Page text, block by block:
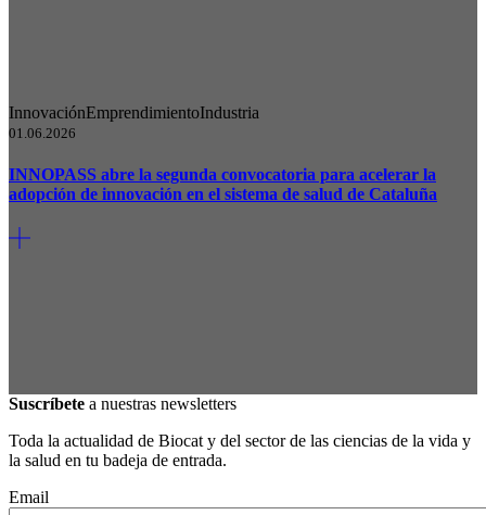
InnovaciónEmprendimientoIndustria
01.06.2026
INNOPASS abre la segunda convocatoria para acelerar la
adopción de innovación en el sistema de salud de Cataluña
Suscríbete a nuestras newsletters
Toda la actualidad de Biocat y del sector de las ciencias de la vida y
la salud en tu badeja de entrada.
Email